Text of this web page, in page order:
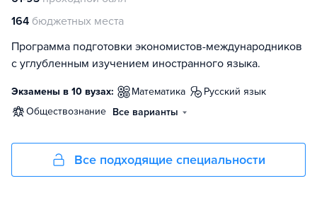
164 бюджетных места
Программа подготовки экономистов-международников
с углубленным изучением иностранного языка.
Экзамены в 10 вузах: математика
русский язык
обществознание Все варианты
Все подходящие специальности